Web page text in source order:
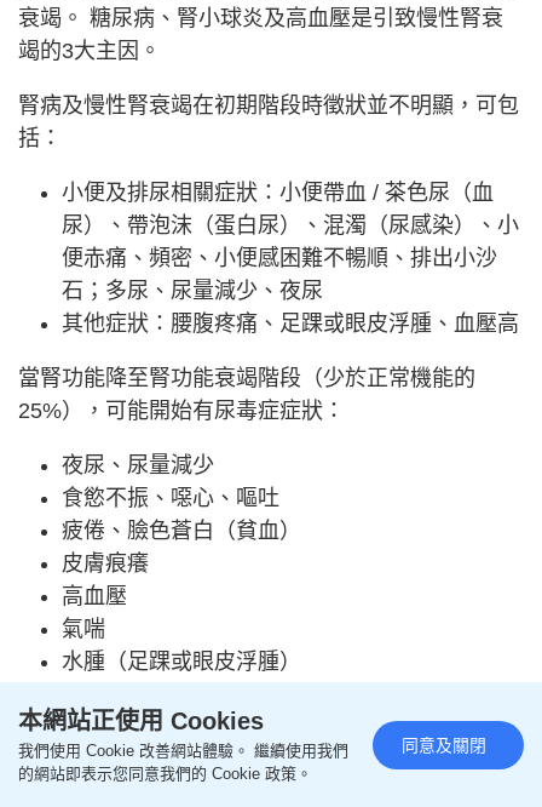
衰竭。 糖尿病、腎小球炎及高血壓是引致慢性腎衰
竭的3大主因。
腎病及慢性腎衰竭在初期階段時徵狀並不明顯，可包
括：
小便及排尿相關症狀：小便帶血 / 茶色尿（血
尿）、帶泡沫（蛋白尿）、混濁（尿感染）、小
便赤痛、頻密、小便感困難不暢順、排出小沙
石；多尿、尿量減少、夜尿
其他症狀：腰腹疼痛、足踝或眼皮浮腫、血壓高
當腎功能降至腎功能衰竭階段（少於正常機能的
25%），可能開始有尿毒症症狀：
夜尿、尿量減少
食慾不振、噁心、嘔吐
疲倦、臉色蒼白（貧血）
皮膚痕癢
高血壓
氣喘
水腫（足踝或眼皮浮腫）
當到達末期腎功能衰竭階段，病人須要透過透析或腎
臟移植以維持生命，否則可引致死亡。
本網站正使用 Cookies
我們使用 Cookie 改善網站體驗。 繼續使用我們
的網站即表示您同意我們的 Cookie 政策。
同意及關閉